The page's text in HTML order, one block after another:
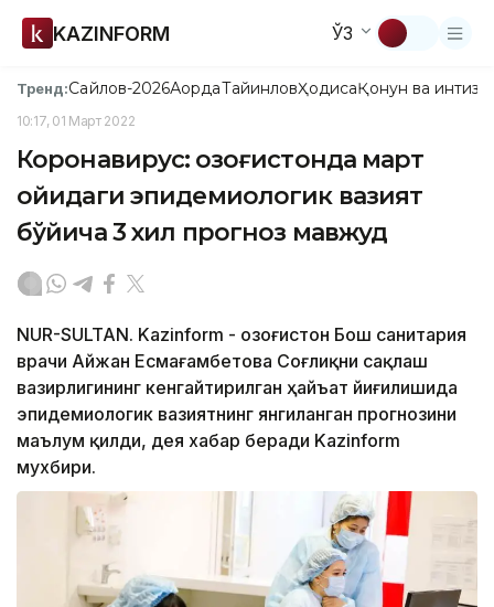
KAZINFORM ЎЗ
Тренд:Сайлов-2026АқордаТайинловҲодисаҚонун ва
10:17, 01 Март 2022
Коронавирус: Қозоғистонда март
ойидаги эпидемиологик вазият
бўйича 3 хил прогноз мавжуд
NUR-SULTAN. Kazinform - Қозоғистон Бош санитария
врачи Айжан Есмағамбетова Соғлиқни сақлаш
вазирлигининг кенгайтирилган ҳайъат йиғилишида
эпидемиологик вазиятнинг янгиланган прогнозини
маълум қилди, дея хабар беради Kazinform
мухбири.